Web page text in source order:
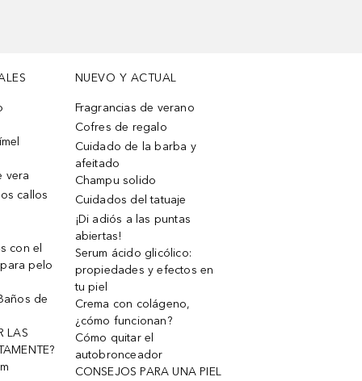
vera
callos
con el
pelo
de
LAS
NUEVO Y ACTUAL
Fragrancias de verano
Cofres de regalo
Cuidado de la barba y
afeitado
Champu solido
Cuidados del tatuaje
¡Di adiós a las puntas
abiertas!
Serum ácido glicólico:
propiedades y efectos en
tu piel
Crema con colágeno,
¿cómo funcionan?
Cómo quitar el
autobronceador
CONSEJOS PARA UNA PIEL